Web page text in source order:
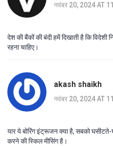
नवंबर 20, 2024 AT
देश की बैंकों की बंदी हमें दिखाती है कि
रहना चाहिए।
akash shaikh
नवंबर 20, 2024 AT
यार ये बोरिंग इंट्रूजन क्या है, सबको
करने की स्किल मीसिंग है।